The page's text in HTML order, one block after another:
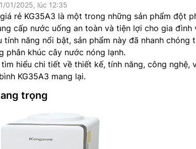
01/2025, lúc 12:35
rẻ KG35A3 là một trong những sản phẩm đột
cấp nước uống an toàn và tiện lợi cho gia đình
năng nổi bật, sản phẩm này đã nhanh chóng
phân khúc cây nước nóng lạnh.
hiểu chi tiết về thiết kế, tính năng, công nghệ,
KG35A3 mang lại.
trọng